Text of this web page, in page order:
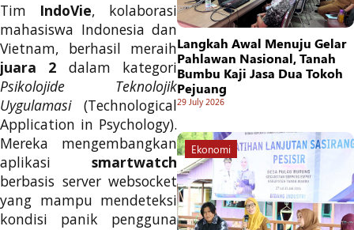
Tim IndoVie, kolaborasi
mahasiswa Indonesia dan
Vietnam, berhasil meraih
juara 2 dalam kategori
Psikolojide Teknolojik
Uygulamasi(Technological
Application in Psychology).
Mereka mengembangkan
aplikasi smartwatch
berbasis server websocket
yang mampu mendeteksi
kondisi panik pengguna
Langkah Awal Menuju Gelar
Pahlawan Nasional, Tanah
Bumbu Kaji Jasa Dua Tokoh
Pejuang
29 July 2026
Ekonomi